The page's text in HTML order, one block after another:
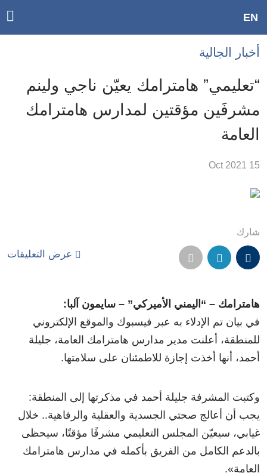
Accessibility
links
الرئيسي
الأقسام
Skip
to
EN
أخبار الجالية
“تعليمي” هامترامك يعيّن ناجي ولينم
مشرفَين مؤقتين لمدارس هامترامك
العامة
15 Oct 2021
شارك
عرض التعليقات
هامترامك – “اليمني الأميركي” – سايمون آلبا:
في بيان تم الإدلاء به عبر فيسبوك والموقع الإلكتروني
للمنطقة، أعلنت مدير مدارس هامترامك العامة، جليلة
أحمد، أنها أخذت إجازة للاطمئنان على سلامتها.
وكتبت المشرفة جليلة أحمد في مذكرتها إلى المنطقة:
يجب أن أعالج صحتي الجسدية والعقلية والرفاهية.. خلال
غيابي، سيعيّن المجلس التعليمي مشرفًا مؤقتًا، سيحظى
بالدعم الكامل من الفريق بأكمله في مدارس هامترامك
العامة».